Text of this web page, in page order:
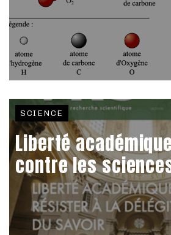
SCIENCE
Liberté
contre les